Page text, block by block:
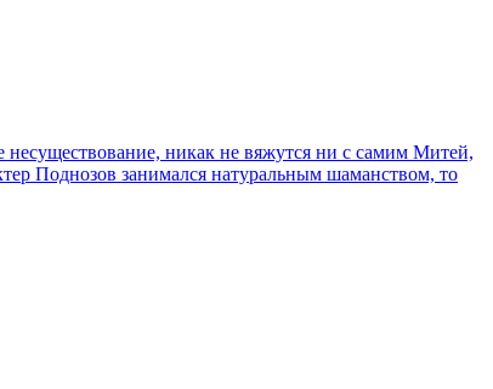
несуществование, никак не вяжутся ни с самим Митей,
Поднозов занимался натуральным шаманством, то